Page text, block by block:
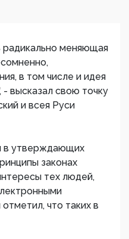
радикально меняющая
в том числе и идея
- высказал свою точку
и всея Руси
в утверждающих
законах
тех людей,
что таких в